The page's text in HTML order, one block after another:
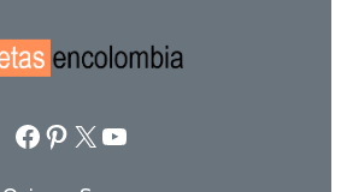
Facebook Pinterest X YouTube